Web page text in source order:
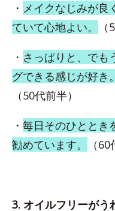
・ メイクなじみが良
ていて心地よい。
・ さっぱりと、でも
グできる感じが好き
（50代前半）
・ 毎日そのひととき
勧めています。
（60
3. オイルフリーがう